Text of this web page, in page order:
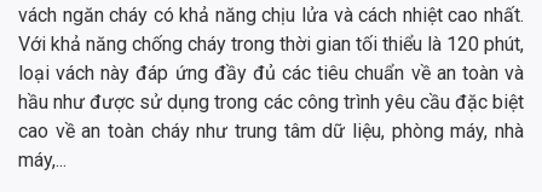
vách ngăn cháy có khả năng chịu lửa và cách nhiệt cao nhất.
Với khả năng chống cháy trong thời gian tối thiểu là 120 phút,
loại vách này đáp ứng đầy đủ các tiêu chuẩn về an toàn và
hầu như được sử dụng trong các công trình yêu cầu đặc biệt
cao về an toàn cháy như trung tâm dữ liệu, phòng máy, nhà
máy,...